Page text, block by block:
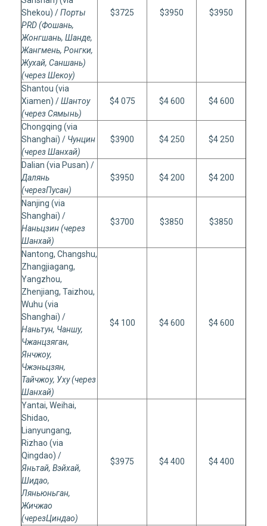
Shekou) /Порты
PRD(Фошань,
Жонгшань, Шанде,
Жангмень, Ронгки,
Жухай, Саншань)
(через Шекоу)
$3725 $3950 $3950
Shantou (via
Xiamen) /Шантоу
(через Сямынь)
$4 075 $4 600 $4 600
Chongqing (via
Shanghai) / Чунцин
(через Шанхай)
$3900 $4 250 $4 250
Dalian (via Pusan) /
Далянь
(черезПусан)
$3950 $4 200 $4 200
Nanjing (via
Shanghai) /
Наньцзин (через
Шанхай)
$3700 $3850 $3850
Nantong, Changshu,
Zhangjiagang,
Yangzhou,
Zhenjiang, Taizhou,
Wuhu (via
Shanghai) /
Наньтун, Чаншу,
Чжанцзяган,
Янчжоу,
Чжэньцзян,
Тайчжоу, Уху (через
Шанхай)
$4 100 $4 600 $4 600
Yantai, Weihai,
Shidao,
Lianyungang,
Rizhao (via
Qingdao) /
Яньтай, Вэйхай,
Шидао,
Ляньюньган,
Жичжао
(черезЦиндао)
$3975 $4 400 $4 400